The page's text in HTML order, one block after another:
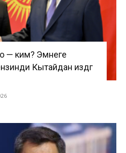
— ким? Эмнеге
Кытайдан издөөгө